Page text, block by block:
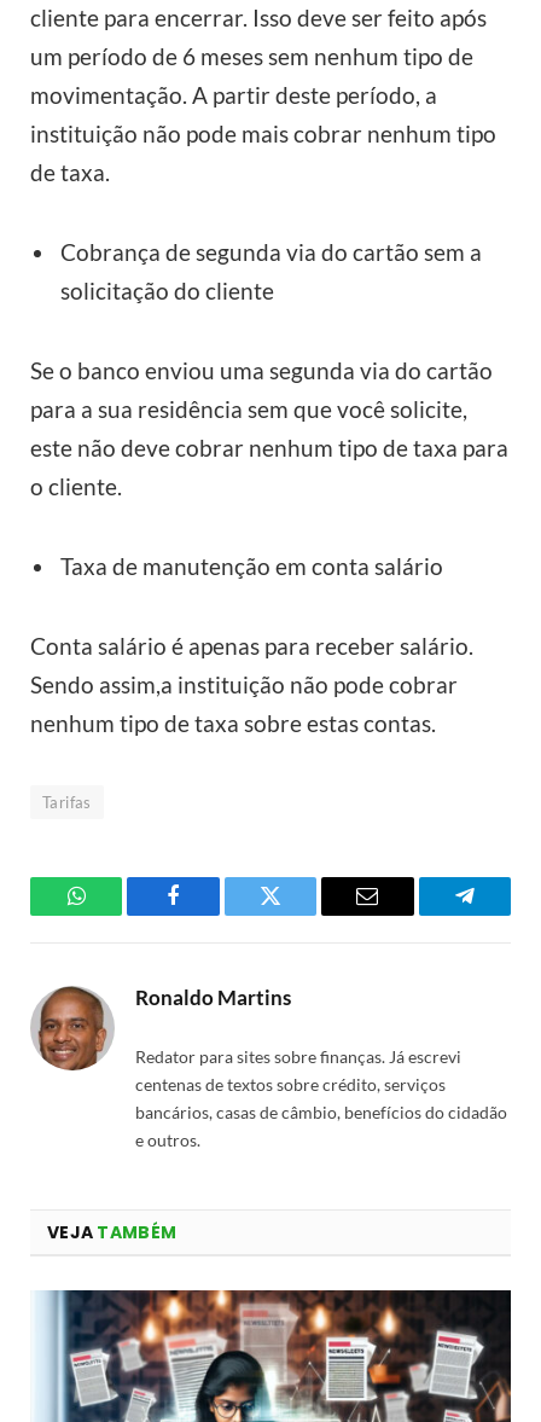
cliente para encerrar. Isso deve ser feito após
um período de 6 meses sem nenhum tipo de
movimentação. A partir deste período, a
instituição não pode mais cobrar nenhum tipo
de taxa.
Cobrança de segunda via do cartão sem a
solicitação do cliente
Se o banco enviou uma segunda via do cartão
para a sua residência sem que você solicite,
este não deve cobrar nenhum tipo de taxa para
o cliente.
Taxa de manutenção em conta salário
Conta salário é apenas para receber salário.
Sendo assim,a instituição não pode cobrar
nenhum tipo de taxa sobre estas contas.
Tarifas
WhatsAppFacebook Twitter Email
Ronaldo Martins
Redator para sites sobre finanças. Já escrevi
centenas de textos sobre crédito, serviços
bancários, casas de câmbio, benefícios do cidadão
e outros.
VEJA TAMBÉM